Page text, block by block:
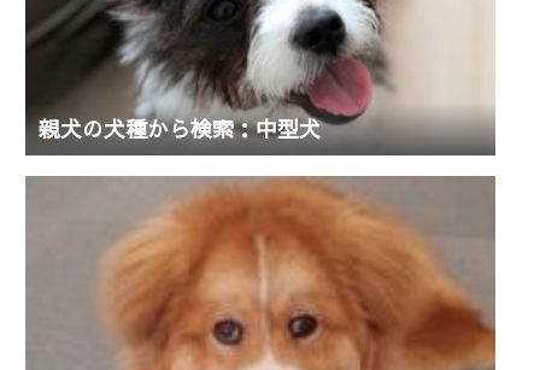
親犬の犬種から検索：中型犬